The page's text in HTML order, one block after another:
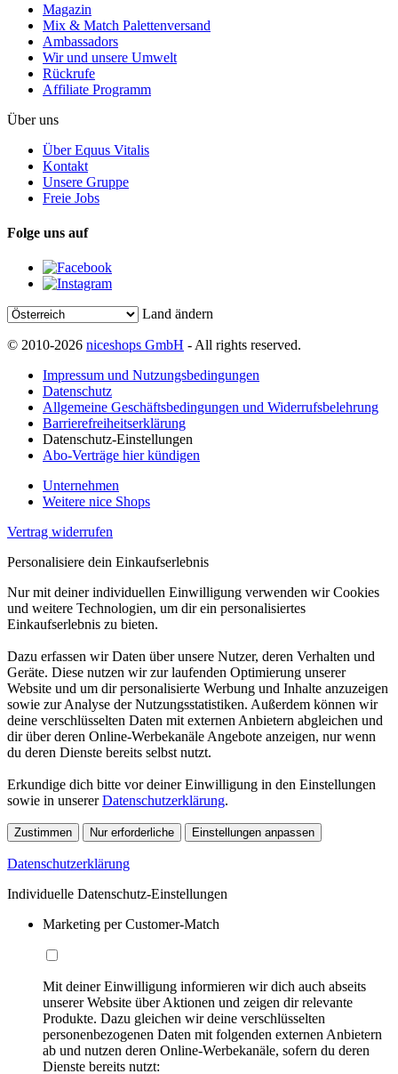
Magazin
Mix & Match Palettenversand
Ambassadors
Wir und unsere Umwelt
Rückrufe
Affiliate Programm
Über uns
Über Equus Vitalis
Kontakt
Unsere Gruppe
Freie Jobs
Folge uns auf
Land ändern
© 2010-2026 niceshops GmbH - All rights reserved.
Impressum und Nutzungsbedingungen
Datenschutz
Allgemeine Geschäftsbedingungen und Widerrufsbelehrung
Barrierefreiheitserklärung
Datenschutz-Einstellungen
Abo-Verträge hier kündigen
Unternehmen
Weitere nice Shops
Vertrag widerrufen
Personalisiere dein Einkaufserlebnis
Nur mit deiner individuellen Einwilligung verwenden wir Cookies
und weitere Technologien, um dir ein personalisiertes
Einkaufserlebnis zu bieten.
Dazu erfassen wir Daten über unsere Nutzer, deren Verhalten und
Geräte. Diese nutzen wir zur laufenden Optimierung unserer
Website und um dir personalisierte Werbung und Inhalte anzuzeigen
sowie zur Analyse der Nutzungsstatistiken. Außerdem können wir
deine verschlüsselten Daten mit externen Anbietern abgleichen und
dir über deren Online-Werbekanäle Angebote anzeigen, nur wenn
du deren Dienste bereits selbst nutzt.
Erkundige dich bitte vor deiner Einwilligung in den Einstellungen
sowie in unsererDatenschutzerklärung.
Zustimmen Nur erforderliche Einstellungen anpassen
Datenschutzerklärung
Individuelle Datenschutz-Einstellungen
Marketing per Customer-Match
Mit deiner Einwilligung informieren wir dich auch abseits
unserer Website über Aktionen und zeigen dir relevante
Produkte. Dazu gleichen wir deine verschlüsselten
personenbezogenen Daten mit folgenden externen Anbietern
ab und nutzen deren Online-Werbekanäle, sofern du deren
Dienste bereits nutzt: